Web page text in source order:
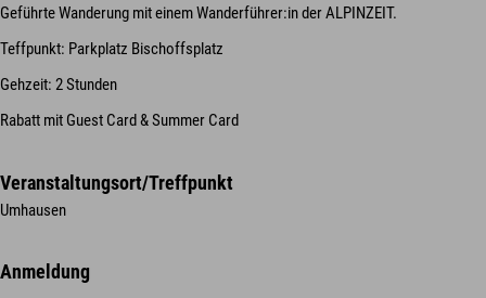
Geführte Wanderung mit einem Wanderführer:in der ALPINZEIT.
Teffpunkt: Parkplatz Bischoffsplatz
Gehzeit: 2 Stunden
Rabatt mit Guest Card & Summer Card
Veranstaltungsort/Treffpunkt
Umhausen
Anmeldung